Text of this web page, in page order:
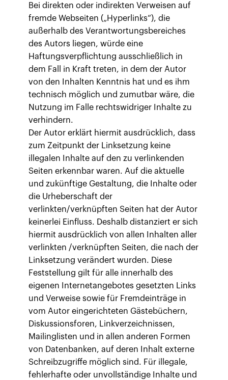
Bei direkten oder indirekten Verweisen auf
fremde Webseiten („Hyperlinks“), die
außerhalb des Verantwortungsbereiches
des Autors liegen, würde eine
Haftungsverpflichtung ausschließlich in
dem Fall in Kraft treten, in dem der Autor
von den Inhalten Kenntnis hat und es ihm
technisch möglich und zumutbar wäre, die
Nutzung im Falle rechtswidriger Inhalte zu
verhindern.
Der Autor erklärt hiermit ausdrücklich, dass
zum Zeitpunkt der Linksetzung keine
illegalen Inhalte auf den zu verlinkenden
Seiten erkennbar waren. Auf die aktuelle
und zukünftige Gestaltung, die Inhalte oder
die Urheberschaft der
verlinkten/verknüpften Seiten hat der Autor
keinerlei Einfluss. Deshalb distanziert er sich
hiermit ausdrücklich von allen Inhalten aller
verlinkten /verknüpften Seiten, die nach der
Linksetzung verändert wurden. Diese
Feststellung gilt für alle innerhalb des
eigenen Internetangebotes gesetzten Links
und Verweise sowie für Fremdeinträge in
vom Autor eingerichteten Gästebüchern,
Diskussionsforen, Linkverzeichnissen,
Mailinglisten und in allen anderen Formen
von Datenbanken, auf deren Inhalt externe
Schreibzugriffe möglich sind. Für illegale,
fehlerhafte oder unvollständige Inhalte und